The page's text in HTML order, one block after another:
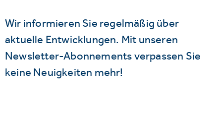
Wir informieren Sie regelmäßig über
aktuelle Entwicklungen. Mit unseren
Newsletter-Abonnements verpassen Sie
keine Neuigkeiten mehr!